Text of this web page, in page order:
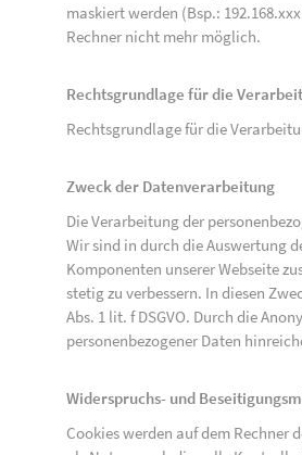
maskiert werden (Bsp.:
Rechner nicht mehr möglich.
Rechtsgrundlage für die
Rechtsgrundlage für die
Zweck der Datenverarbeitung
Die Verarbeitung der
Wir sind in durch die Auswertung
Komponenten unserer Webseite
stetig zu verbessern. In diesen
Abs. 1 lit. f DSGVO. Durch die
personenbezogener Daten
Widerspruchs- und
Cookies werden auf dem Rechner